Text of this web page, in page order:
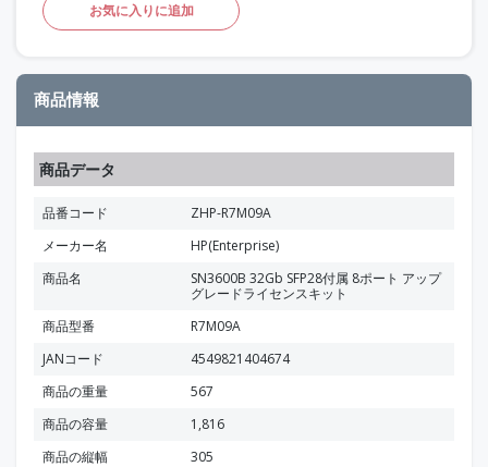
お気に入りに追加
商品情報
商品データ
品番コード
ZHP-R7M09A
メーカー名
HP(Enterprise)
商品名
SN3600B 32Gb SFP28付属 8ポート アップ
グレードライセンスキット
商品型番
R7M09A
JANコード
4549821404674
商品の重量
567
商品の容量
1,816
商品の縦幅
305